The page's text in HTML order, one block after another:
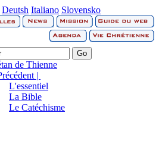
Deutsh Italiano Slovensko
de Thienne
|
L'essentiel
La Bible
Le Catéchisme